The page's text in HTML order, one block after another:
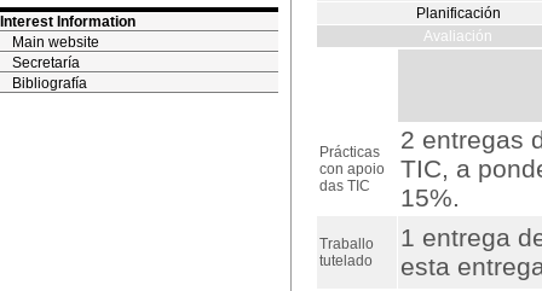
Interest Information
Main website
Secretaría
Bibliografía
Planificación
Avaliación
Prácticas
con apoio
das TIC
2 entregas
TIC, a
15%.
Traballo
tutelado
1 entrega
esta